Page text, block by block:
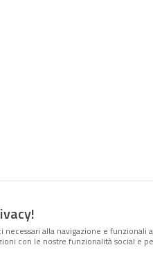
alla navigazione e
con le nostre funzionalità social e